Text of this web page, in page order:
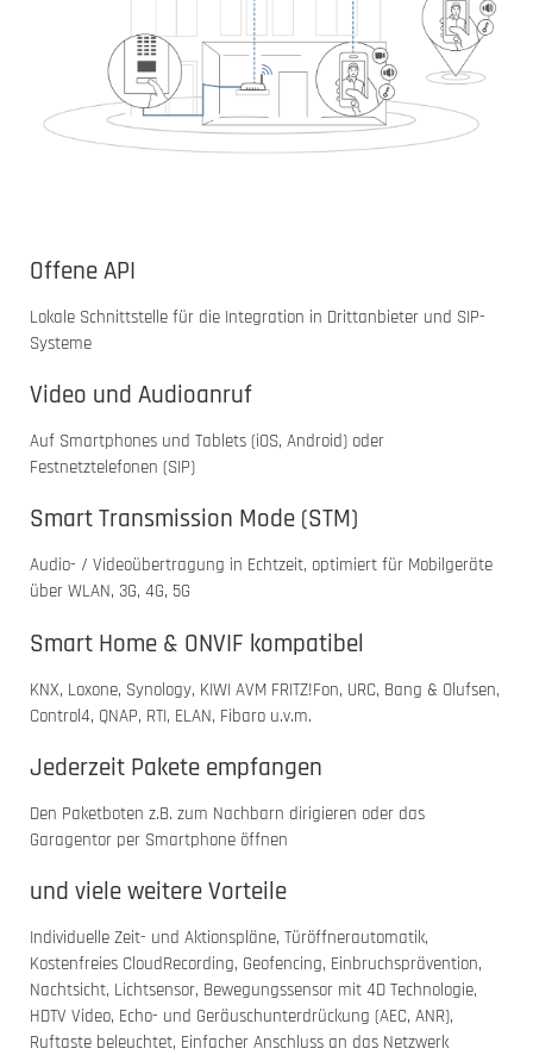
Offene API
Lokale Schnittstelle für die Integration in Drittanbieter und SIP-
Systeme
Video und Audioanruf
Auf Smartphones und Tablets (iOS, Android) oder
Festnetztelefonen (SIP)
Smart Transmission Mode (STM)
Audio- / Videoübertragung in Echtzeit, optimiert für Mobilgeräte
über WLAN, 3G, 4G, 5G
Smart Home & ONVIF kompatibel
KNX, Loxone, Synology, KIWI AVM FRITZ!Fon, URC, Bang & Olufsen,
Control4, QNAP, RTI, ELAN, Fibaro u.v.m.
Jederzeit Pakete empfangen
Den Paketboten z.B. zum Nachbarn dirigieren oder das
Garagentor per Smartphone öffnen
und viele weitere Vorteile
Individuelle Zeit- und Aktionspläne, Türöffnerautomatik,
Kostenfreies CloudRecording, Geofencing, Einbruchsprävention,
Nachtsicht, Lichtsensor, Bewegungssensor mit 4D Technologie,
HDTV Video, Echo- und Geräuschunterdrückung (AEC, ANR),
Ruftaste beleuchtet, Einfacher Anschluss an das Netzwerk